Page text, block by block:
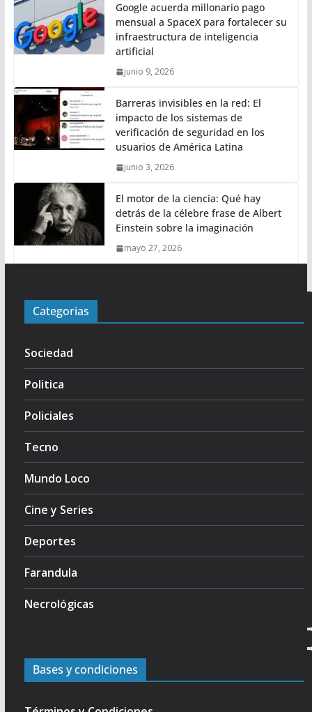
Google acuerda millonario pago
mensual a SpaceX para fortalecer su
infraestructura de inteligencia
artificial
junio 9, 2026
Barreras invisibles en la red: El
impacto de los sistemas de
verificación de seguridad en los
usuarios de América Latina
junio 3, 2026
El motor de la ciencia: Qué hay
detrás de la célebre frase de Albert
Einstein sobre la imaginación
mayo 27, 2026
Categorias
Sociedad
Politica
Policiales
Tecno
Mundo Loco
Cine y Series
Deportes
Farandula
Necrológicas
Bases y condiciones